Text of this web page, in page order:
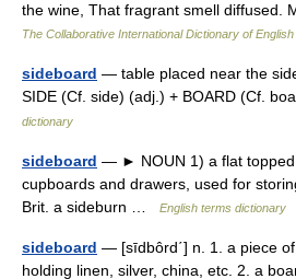
the wine, That fragrant smell diffused.
The Collaborative International Dictionary of English
sideboard — table placed near the
SIDE (Cf. side) (adj.) + BOARD (Cf.
dictionary
sideboard — ► NOUN 1) a flat topped
cupboards and drawers, used for
Brit. a sideburn …
English terms dictionary
sideboard — [sīdbôrd΄] n. 1. a piece
holding linen, silver, china, etc. 2. a